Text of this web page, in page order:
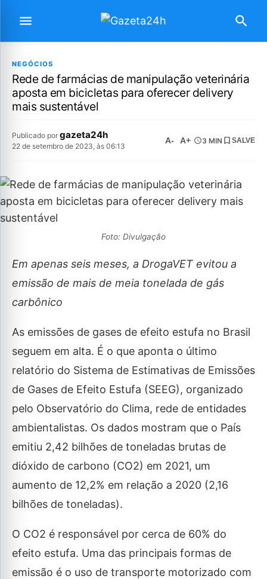
NEGÓCIOS
Rede de farmácias de manipulação veterinária
aposta em bicicletas para oferecer delivery
mais sustentável
Publicado por gazeta24h
22 de setembro de 2023, às 06:13
A- A+ 3 MIN SALVE
Foto: Divulgação
Em apenas seis meses, a DrogaVET evitou a
emissão de mais de meia tonelada de gás
carbônico
As emissões de gases de efeito estufa no Brasil
seguem em alta. É o que aponta o último
relatório do Sistema de Estimativas de Emissões
de Gases de Efeito Estufa (SEEG), organizado
pelo Observatório do Clima, rede de entidades
ambientalistas. Os dados mostram que o País
emitiu 2,42 bilhões de toneladas brutas de
dióxido de carbono (CO2) em 2021, um
aumento de 12,2% em relação a 2020 (2,16
bilhões de toneladas).
O CO2 é responsável por cerca de 60% do
efeito estufa. Uma das principais formas de
emissão é o uso de transporte motorizado com